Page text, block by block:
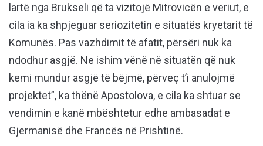
lartë nga Brukseli që ta vizitojë Mitrovicën e veriut, e
cila ia ka shpjeguar seriozitetin e situatës kryetarit të
Komunës. Pas vazhdimit të afatit, përsëri nuk ka
ndodhur asgjë. Ne ishim vënë në situatën që nuk
kemi mundur asgjë të bëjmë, përveç t’i anulojmë
projektet”, ka thënë Apostolova, e cila ka shtuar se
vendimin e kanë mbështetur edhe ambasadat e
Gjermanisë dhe Francës në Prishtinë.